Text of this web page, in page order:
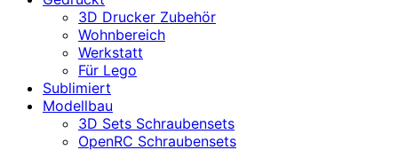
3D Drucker Zubehör
Wohnbereich
Werkstatt
Für Lego
Sublimiert
Modellbau
3D Sets Schraubensets
OpenRC Schraubensets